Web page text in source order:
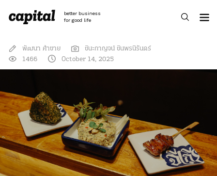
content
better business
for good life
พัฒนา ค้าขาย
ชินะกาญจน์ ชินพรนิรันดร์
1466
October 14, 2025